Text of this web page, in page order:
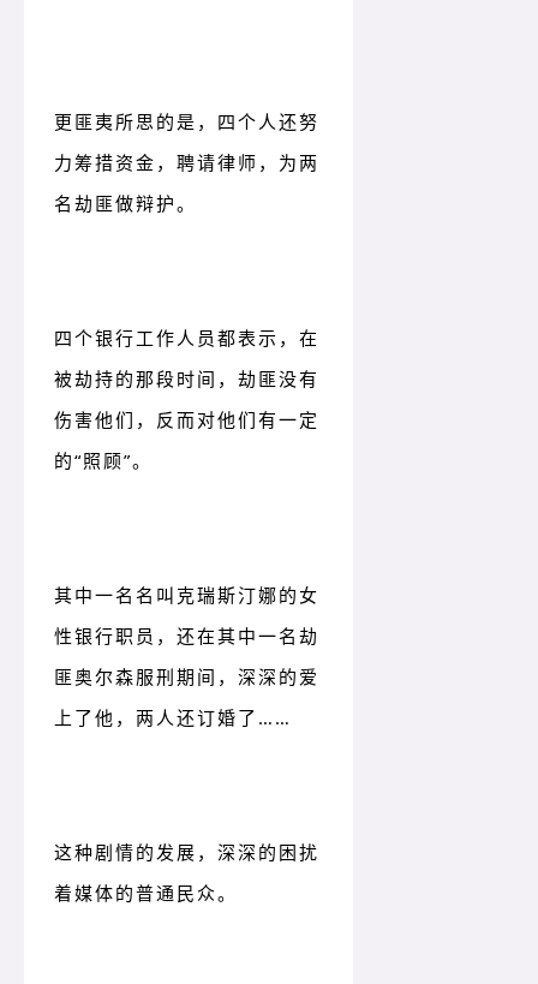
更匪夷所思的是，四个人还努
力筹措资金，聘请律师，为两
名劫匪做辩护。
四个银行工作人员都表示，在
被劫持的那段时间，劫匪没有
伤害他们，反而对他们有一定
的“照顾”。
其中一名名叫克瑞斯汀娜的女
性银行职员，还在其中一名劫
匪奥尔森服刑期间，深深的爱
上了他，两人还订婚了……
这种剧情的发展，深深的困扰
着媒体的普通民众。